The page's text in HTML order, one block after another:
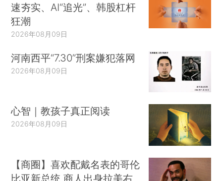
速夯实、AI“追光”、韩股杠杆
狂潮
2026年08月09日
河南西平“7.30”刑案嫌犯落网
2026年08月09日
心智｜教孩子真正阅读
2026年08月09日
【商圈】喜欢配戴名表的哥伦
比亚新总统 商人出身拉美右